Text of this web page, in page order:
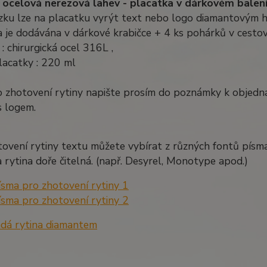
ocelová nerezová lahev - placatka v dárkovém balení
lze na placatku vyrýt text nebo logo diamantovým
je dodávána v dárkové krabičce + 4 ks pohárků v
chirurgická ocel 316L ,
: 220 ml
rytiny napište prosím do poznámky k
logem.
rytiny textu můžete vybírat z různých fontů
rytina doře čitelná. (např. Desyrel, Monotype apod.)
pro zhotovení rytiny 1
pro zhotovení rytiny 2
rytina diamantem